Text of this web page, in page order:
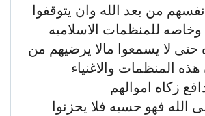
من بعد الله وان يتوقفوا
وخاصه للمنظمات الاسلاميه
حتى لا يسمعوا مالا يرضيهم من
المنظمات والاغنياء
زكاه اموالهم
الله فهو حسبه فلا يحزنوا